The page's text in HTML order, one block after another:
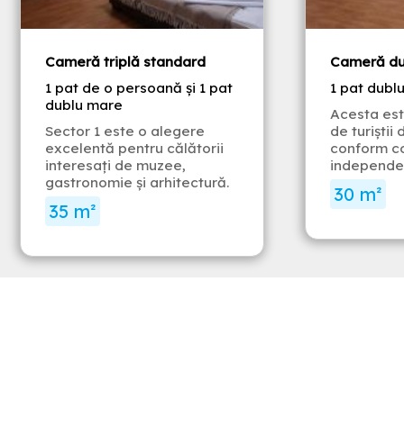
Cameră triplă standard
1 pat de o persoană și 1 pat
dublu mare
Sector 1 este o alegere
excelentă pentru călătorii
interesați de muzee,
gastronomie și arhitectură.
35 m²
Cameră
1 pat
Acesta
de turiștii
conform
30 m²